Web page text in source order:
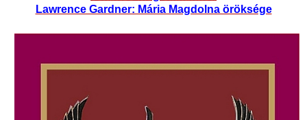
Lawrence Gardner: Mária Magdolna öröksége